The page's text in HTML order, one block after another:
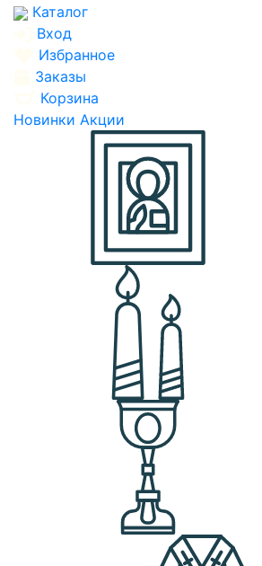
Каталог
Вход
Избранное
Заказы
Корзина
Новинки Акции